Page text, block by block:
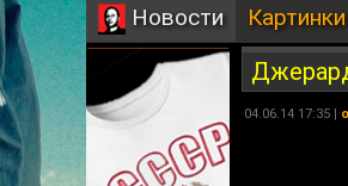
Новости Картинки
04.06.14 17:35 |